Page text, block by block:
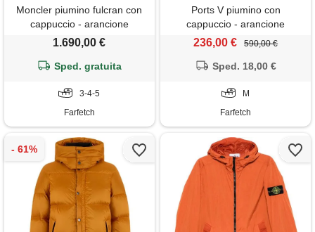
Moncler piumino fulcran con
cappuccio - arancione
1.690,00 €
Sped. gratuita
3-4-5
Farfetch
Ports V piumino con
cappuccio - arancione
236,00 € 590,00 €
Sped. 18,00 €
M
Farfetch